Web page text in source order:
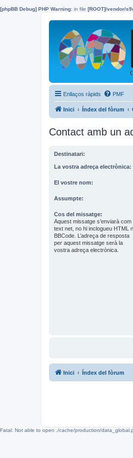
[phpBB Debug] PHP Warning: in file [ROOT]/vendor/
Enllaços ràpids PMF
Inici Índex del fòrum
Contact amb un
Destinatari:
La vostra adreça electrònica:
El vostre nom:
Assumpte:
Cos del missatge:
Aquest missatge s’enviarà com
text net, no hi inclogueu HTML
BBCode. L’adreça de resposta
per aquest missatge serà la
vostra adreça electrònica.
Inici Índex del fòrum
Fatal: Not able to open ./cache/production/